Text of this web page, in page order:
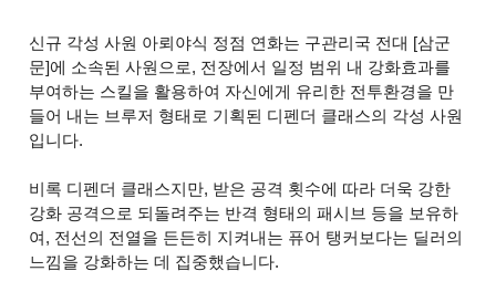
신규 각성 사원 아뢰야식 정점 연화는 구관리국 전대 [삼군
문]에 소속된 사원으로, 전장에서 일정 범위 내 강화효과를
부여하는 스킬을 활용하여 자신에게 유리한 전투환경을 만
들어 내는 브루저 형태로 기획된 디펜더 클래스의 각성 사원
입니다.
비록 디펜더 클래스지만, 받은 공격 횟수에 따라 더욱 강한
강화 공격으로 되돌려주는 반격 형태의 패시브 등을 보유하
여, 전선의 전열을 든든히 지켜내는 퓨어 탱커보다는 딜러의
느낌을 강화하는 데 집중했습니다.